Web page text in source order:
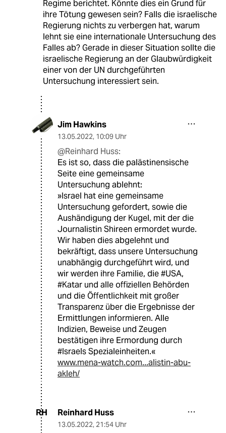
Regime berichtet. Könnte dies ein Grund für
ihre Tötung gewesen sein? Falls die israelische
Regierung nichts zu verbergen hat, warum
lehnt sie eine internationale Untersuchung des
Falles ab? Gerade in dieser Situation sollte die
israelische Regierung an der Glaubwürdigkeit
einer von der UN durchgeführten
Untersuchung interessiert sein.
Jim Hawkins
13.05.2022, 10:09 Uhr
@Reinhard Huss:
Es ist so, dass die palästinensische
Seite eine gemeinsame
Untersuchung ablehnt:
»Israel hat eine gemeinsame
Untersuchung gefordert, sowie die
Aushändigung der Kugel, mit der die
Journalistin Shireen ermordet wurde.
Wir haben dies abgelehnt und
bekräftigt, dass unsere Untersuchung
unabhängig durchgeführt wird, und
wir werden ihre Familie, die #USA,
#Katar und alle offiziellen Behörden
und die Öffentlichkeit mit großer
Transparenz über die Ergebnisse der
Ermittlungen informieren. Alle
Indizien, Beweise und Zeugen
bestätigen ihre Ermordung durch
#Israels Spezialeinheiten.«
www.mena-watch.com...alistin-abu-
akleh/
RH Reinhard Huss
13.05.2022, 21:54 Uhr